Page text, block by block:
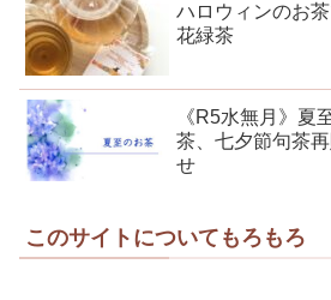
ハロウィンのお
花緑茶
《R5水無月》夏
茶、七夕節句茶
せ
このサイトについてもろもろ